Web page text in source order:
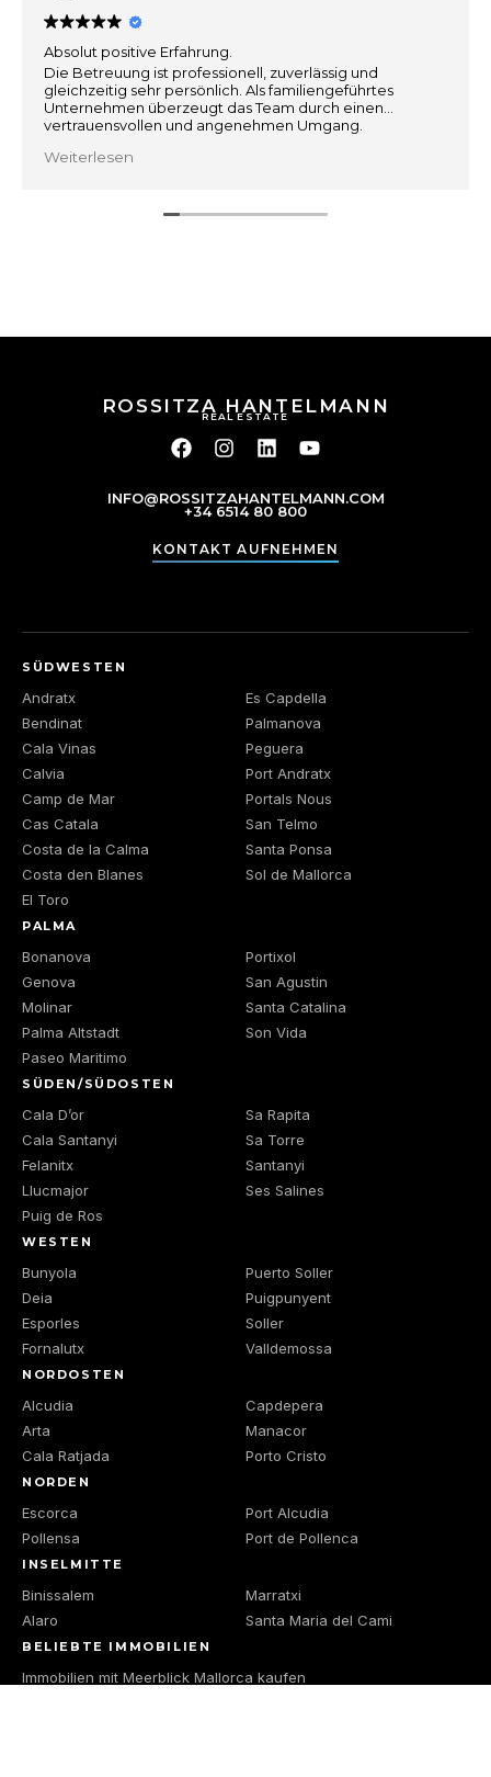
Absolut positive Erfahrung.
Die Betreuung ist professionell, zuverlässig und
gleichzeitig sehr persönlich. Als familiengeführtes
Unternehmen überzeugt das Team durch einen
vertrauensvollen und angenehmen Umgang.
Besonders hervorzuheben ist die sehr gute
Weiterlesen
ROSSITZA HANTELMANN
REAL ESTATE
INFO@ROSSITZAHANTELMANN.COM
+34 6514 80 800
KONTAKT AUFNEHMEN
SÜDWESTEN
Andratx
Bendinat
Cala Vinas
Calvia
Camp de Mar
Cas Catala
Costa de la Calma
Costa den Blanes
El Toro
Es Capdella
Palmanova
Peguera
Port Andratx
Portals Nous
San Telmo
Santa Ponsa
Sol de Mallorca
PALMA
Bonanova
Genova
Molinar
Palma Altstadt
Paseo Maritimo
Portixol
San Agustin
Santa Catalina
Son Vida
SÜDEN/SÜDOSTEN
Cala D’or
Cala Santanyi
Felanitx
Llucmajor
Puig de Ros
Sa Rapita
Sa Torre
Santanyi
Ses Salines
WESTEN
Bunyola
Deia
Esporles
Fornalutx
Puerto Soller
Puigpunyent
Soller
Valldemossa
NORDOSTEN
Alcudia
Arta
Cala Ratjada
Capdepera
Manacor
Porto Cristo
NORDEN
Escorca
Pollensa
Port Alcudia
Port de Pollenca
INSELMITTE
Binissalem
Alaro
Marratxi
Santa Maria del Cami
BELIEBTE IMMOBILIEN
Immobilien mit Meerblick Mallorca kaufen